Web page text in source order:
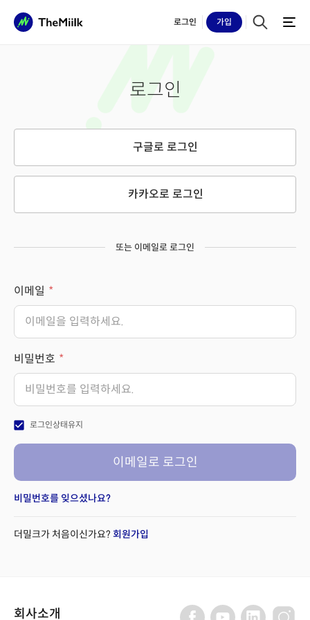
로그인 가입
로그인
구글로 로그인
카카오로 로그인
또는 이메일로 로그인
이메일
비밀번호
check_box 로그인상태유지
이메일로 로그인
비밀번호를 잊으셨나요?
더밀크가 처음이신가요? 회원가입
회사소개